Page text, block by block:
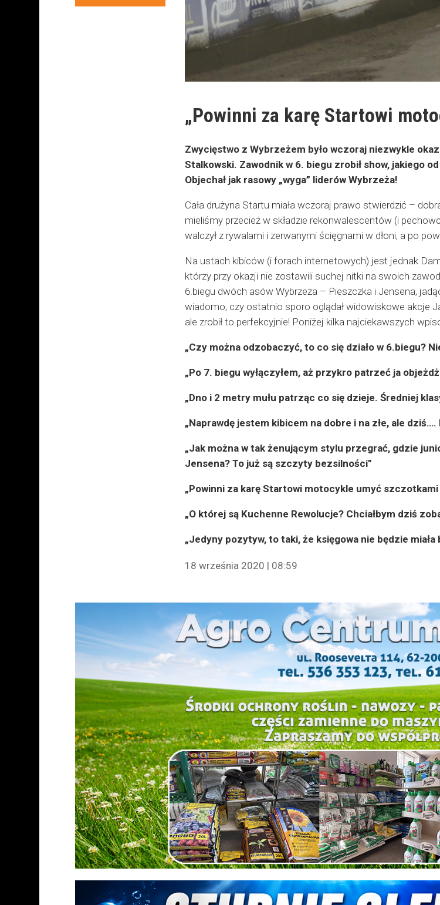
„Powinni za karę Startowi
Zwycięstwo z Wybrzeżem było wczoraj niezwykle
Stalkowski. Zawodnik w 6. biegu zrobił show, jakiego
Objechał jak rasowy „wyga” liderów Wybrzeża!
Cała drużyna Startu miała wczoraj prawo stwierdzić –
mieliśmy przecież w składzie rekonwalescentów (i
walczył z rywalami i zerwanymi ścięgnami w dłoni, a po
Na ustach kibiców (i forach internetowych) jest jednak
którzy przy okazji nie zostawili suchej nitki na swoich
6.biegu dwóch asów Wybrzeża – Pieszczka i Jensena,
wiadomo, czy ostatnio sporo oglądał widowiskowe akcje
ale zrobił to perfekcyjnie! Poniżej kilka najciekawszych
„Czy można odzobaczyć, to co się działo w 6.biegu?
„Po 7. biegu wyłączyłem, aż przykro patrzeć ja
„Dno i 2 metry mułu patrząc co się dzieje. Średniej
„Naprawdę jestem kibicem na dobre i na złe, ale
„Jak można w tak żenującym stylu przegrać, gdzie
Jensena? To już są szczyty bezsilności”
„Powinni za karę Startowi motocykle umyć szczotkami
„O której są Kuchenne Rewolucje? Chciałbym dziś
„Jedyny pozytyw, to taki, że księgowa nie będzie miała
18 września 2020 | 08:59